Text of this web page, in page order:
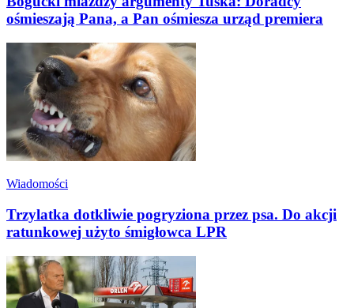
ośmieszają Pana, a Pan ośmiesza urząd premiera
Wiadomości
Trzylatka dotkliwie pogryziona przez psa. Do akcji
ratunkowej użyto śmigłowca LPR